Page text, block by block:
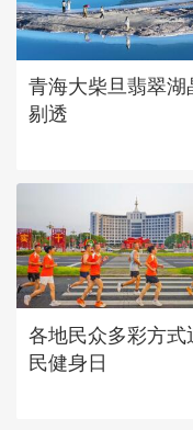
青海大柴旦翡翠湖
剔透
各地民众多彩方式
民健身日